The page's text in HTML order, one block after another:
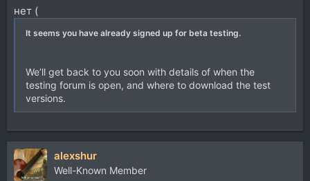
нет (
It seems you have already signed up for beta testing.
We’ll get back to you soon with details of when the
testing forum is open, and where to download the test
versions.
alexshur
Well-Known Member